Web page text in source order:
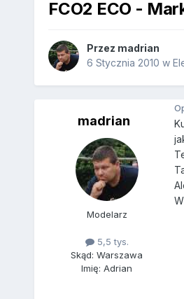
FCO2 ECO -
Przez madrian
6 Stycznia 2010 w
madrian
Modelarz
5,5 tys.
Skąd: Warszawa
Imię: Adrian